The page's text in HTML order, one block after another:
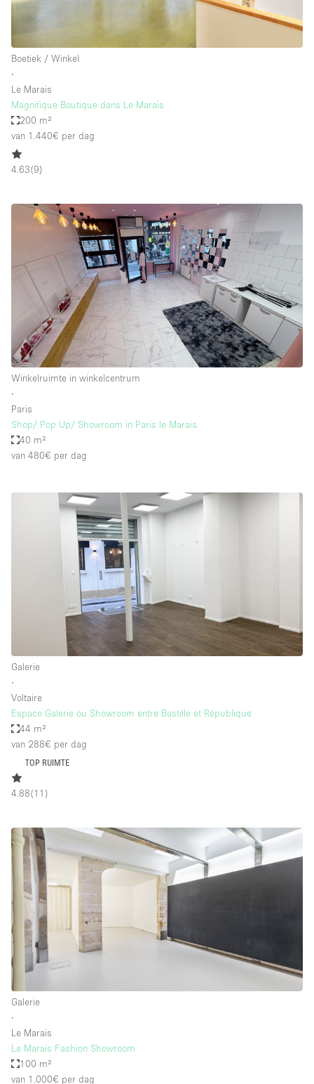
Boetiek / Winkel
∙
Le Marais
Magnifique Boutique dans Le Marais
200 m²
van 1.440€ per dag
4.63(9)
Winkelruimte in winkelcentrum
∙
Paris
Shop/ Pop Up/ Showroom in Paris le Marais
40 m²
van 480€ per dag
Galerie
∙
Voltaire
Espace Galerie ou Showroom entre Bastille et République
44 m²
van 288€ per dag
TOP RUIMTE
4.88(11 )
Galerie
∙
Le Marais
Le Marais Fashion Showroom
100 m²
van 1.000€ per dag